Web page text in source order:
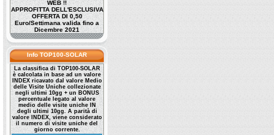
WEB !!
APPROFITTA DELL'ESCLUSIVA
OFFERTA DI 0,50
Euro/Settimana valida fino a
Dicembre 2021
Info TOP100-SOLAR
La classifica di TOP100-SOLAR
è calcolata in base ad un valore
INDEX ricavato dal valore Medio
delle Visite Uniche collezionate
negli ultimi 10gg + un BONUS
percentuale legato al valore
medio delle visite uniche IN
degli ultimi 10gg. A parità di
valore INDEX, viene considerato
il numero di visite uniche del
giorno corrente.